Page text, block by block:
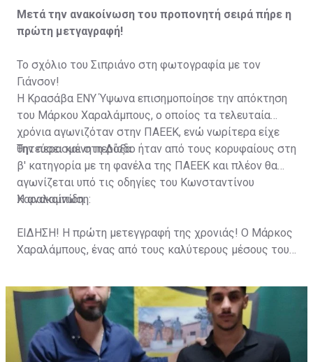
Μετά την ανακοίνωση του προπονητή σειρά πήρε η
πρώτη μετγαγραφή!
Το σχόλιο του Σιπριάνο στη φωτογραφία με τον
Γιάνσον!
Η Κρασάβα ΕΝΥ Ύψωνα επισημοποίησε την απόκτηση
του Μάρκου Χαραλάμπους, ο οποίος τα τελευταία
χρόνια αγωνιζόταν στην ΠΑΕΕΚ, ενώ νωρίτερα είχε
θητεύσει και στη Δόξα.
Την περασμένη περίοδο ήταν από τους κορυφαίους στη
β' κατηγορία με τη φανέλα της ΠΑΕΕΚ και πλέον θα
αγωνίζεται υπό τις οδηγίες του Κωνσταντίνου
Χαραλαμπίδη.
Η ανακοίνωση:
ΕΙΔΗΣΗ! Η πρώτη μετεγγραφή της χρονιάς! Ο Μάρκος
Χαραλάμπους, ένας από τους καλύτερους μέσους του
είχε και συμμετοχή με τον ΑΠΟΕΛ Λευκωσίας σε
παιχνίδι στο Europa League. Καλωσορίζουμε τον
Μάρκο στην ομάδα μας!